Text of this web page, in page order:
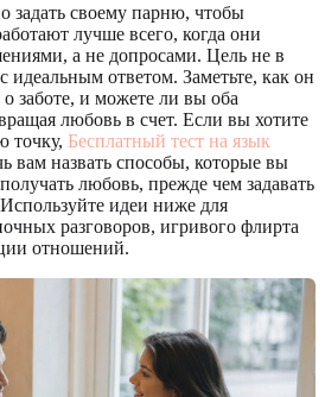
задать своему парню, чтобы
лучше всего, когда они
а не допросами. Цель не в
идеальным ответом. Заметьте, как он
заботе, и можете ли вы оба
любовь в счет. Если вы хотите
точку, Бесплатный тест на язык
вам назвать способы, которые вы
любовь, прежде чем задавать
идеи ниже для
разговоров, игривого флирта
отношений.